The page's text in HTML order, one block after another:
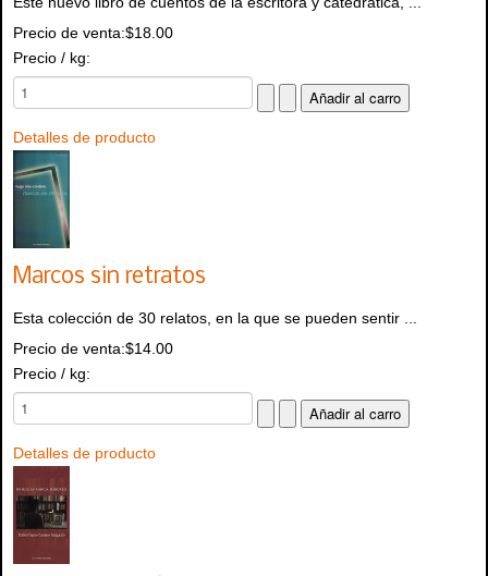
Precio de venta:$18.00
Precio / kg:
Detalles de producto
Marcos sin retratos
Esta colección de 30 relatos, en la que se pueden sentir ...
Precio de venta:$14.00
Precio / kg:
Detalles de producto